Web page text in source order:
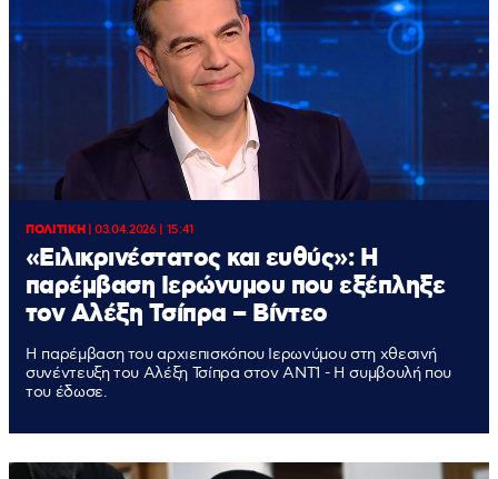
ΠΟΛΙΤΙΚΗ|03.04.2026 | 15:41
«Ειλικρινέστατος και ευθύς»: Η
παρέμβαση Ιερώνυμου που εξέπληξε
τον Αλέξη Τσίπρα – Βίντεο
Η παρέμβαση του αρχιεπισκόπου Ιερωνύμου στη χθεσινή
συνέντευξη του Αλέξη Τσίπρα στον ΑΝΤ1 - Η συμβουλή που
του έδωσε.